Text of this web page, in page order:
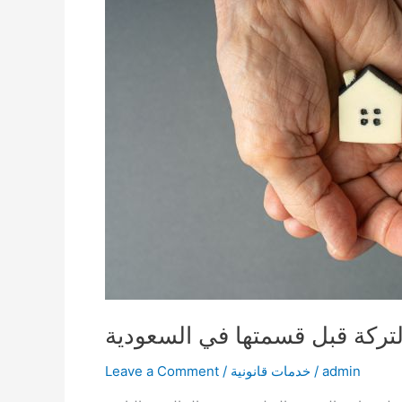
قبل قسمتها في السعودية
Leave a Comment / خدمات قانونية / admin